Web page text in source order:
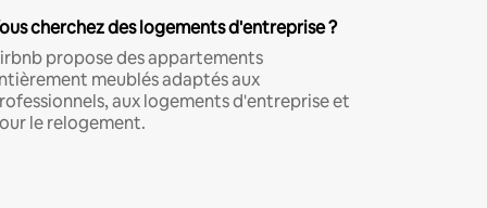
cherchez des logements d'entreprise ?
propose des appartements
meublés adaptés aux
aux logements d'entreprise et
le relogement.